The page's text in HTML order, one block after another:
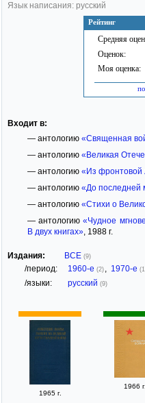
Рейтинг
Средняя
Оценок:
Моя оценка:
Язык написания: русский
Входит в:
— антологию «Священная
— антологию «Великая
— антологию «Из фронтовой
— антологию «До последней
— антологию «Стихи о
— антологию«Чудное
В двух книгах», 1988 г.
Издания: ВСЕ (9)
/период: 1960-е (2) 1970-е
/языки: русский (9)
1965 г.
1966 г.